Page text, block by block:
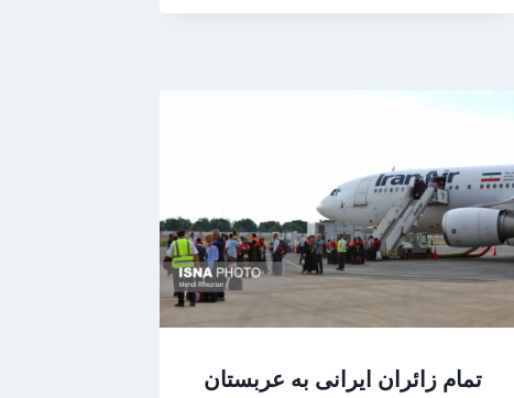
تمام زائران ایرانی به عربستان